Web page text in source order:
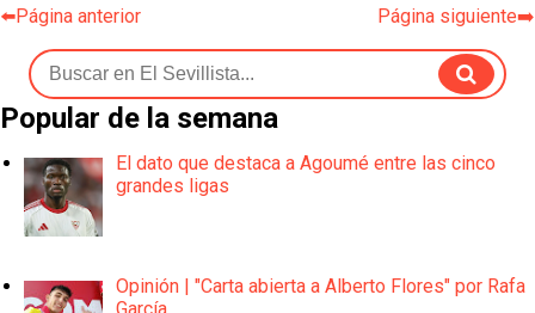
⬅️Página anterior Página siguiente➡️
Popular de la semana
El dato que destaca a Agoumé entre las cinco
grandes ligas
Opinión | "Carta abierta a Alberto Flores" por Rafa